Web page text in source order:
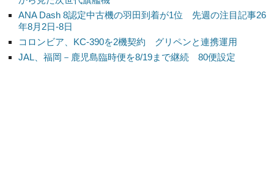
ANA Dash 8認定中古機の羽田到着が1位 先週の注目記事26
年8月2日-8日
コロンビア、KC-390を2機契約 グリペンと連携運用
JAL、福岡－鹿児島臨時便を8/19まで継続 80便設定